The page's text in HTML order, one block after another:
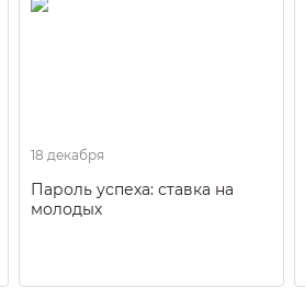
18 декабря
Пароль успеха: ставка на
молодых